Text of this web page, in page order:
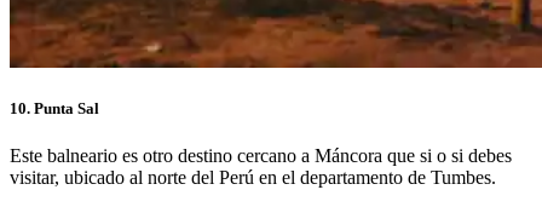
10. Punta Sal
Este balneario es otro destino cercano a Máncora que si o si debes
visitar, ubicado al norte del Perú en el departamento de Tumbes.